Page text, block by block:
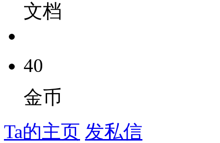
文档
40
金币
Ta的主页 发私信